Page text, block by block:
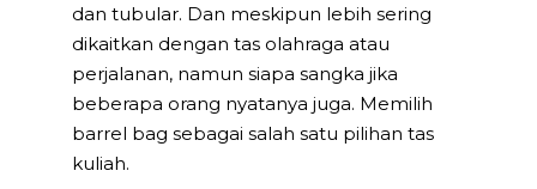
dan tubular. Dan meskipun lebih sering
dikaitkan dengan tas olahraga atau
perjalanan, namun siapa sangka jika
beberapa orang nyatanya juga. Memilih
barrel bag sebagai salah satu pilihan tas
kuliah.